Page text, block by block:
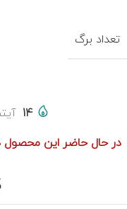
تعداد برگ
14
در حال حاضر این محصول